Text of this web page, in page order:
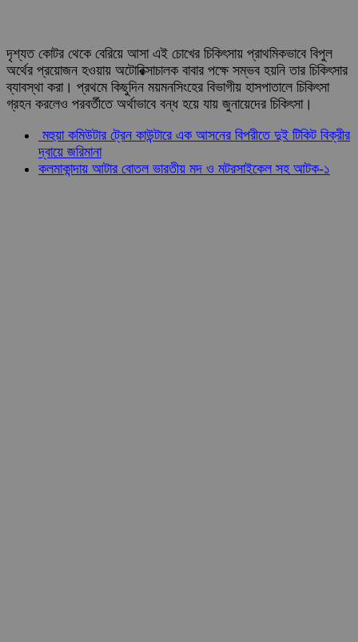
দৃশ্যত কোটর থেকে বেরিয়ে আসা এই চোখের চিকিৎসায় প্রাথমিকভাবে বিপুল
অর্থের প্রয়োজন হওয়ায় অটোরিক্সাচালক বাবার পক্ষে সম্ভব হয়নি তার চিকিৎসার
ব্যাবস্থা করা। প্রথমে কিছুদিন ময়মনসিংহের বিভাগীয় হাসপাতালে চিকিৎসা
গ্রহন করলেও পরবর্তীতে অর্থাভাবে বন্ধ হয়ে যায় জুনায়েদের চিকিৎসা।
মহুয়া কমিউটার ট্রেন কাউন্টারে এক আসনের বিপরীতে দুই টিকিট বিক্রীর
দ্বায়ে জরিমানা
কলমাকান্দায় আটার বোতল ভারতীয় মদ ও মটরসাইকেল সহ আটক-১